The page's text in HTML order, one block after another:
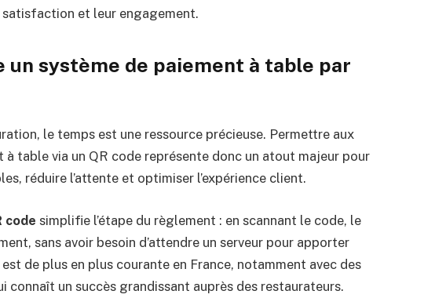
et leur engagement.
un système de paiement à table par
le temps est une ressource précieuse. Permettre aux
table via un QR code représente donc un atout majeur pour
réduire l’attente et optimiser l’expérience client.
code simplifie l’étape du règlement : en scannant le code, le
sans avoir besoin d’attendre un serveur pour apporter
de plus en plus courante en France, notamment avec des
connaît un succès grandissant auprès des restaurateurs.